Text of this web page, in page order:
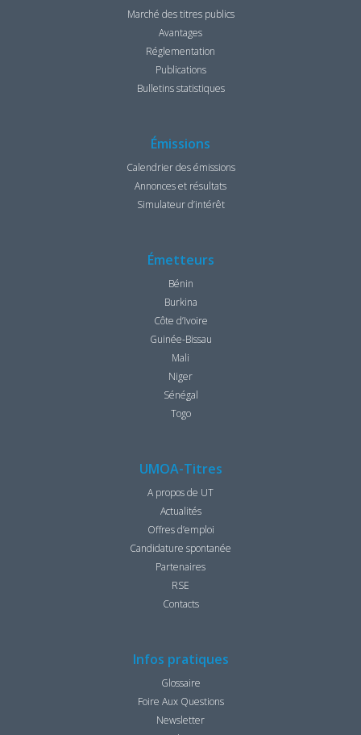
Marché des titres publics
Avantages
Réglementation
Publications
Bulletins statistiques
Émissions
Calendrier des émissions
Annonces et résultats
Simulateur d’intérêt
Émetteurs
Bénin
Burkina
Côte d’Ivoire
Guinée-Bissau
Mali
Niger
Sénégal
Togo
UMOA-Titres
A propos de UT
Actualités
Offres d’emploi
Candidature spontanée
Partenaires
RSE
Contacts
Infos pratiques
Glossaire
Foire Aux Questions
Newsletter